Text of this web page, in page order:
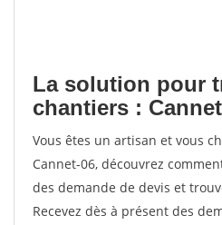
La solution pour
chantiers :
Vous êtes un artisan et vous
Cannet-06, découvrez
des demande de devis et
Recevez dès à présent des